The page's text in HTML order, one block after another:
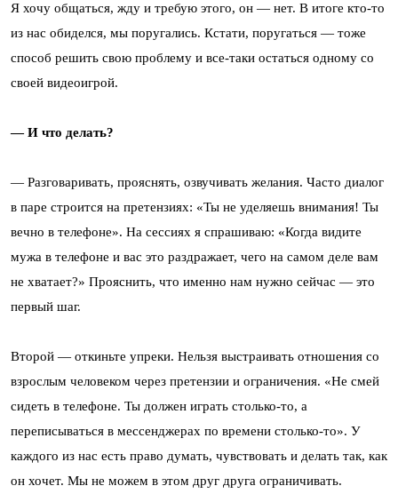
Я хочу общаться, жду и требую этого, он — нет. В итоге кто-то
из нас обиделся, мы поругались. Кстати, поругаться — тоже
способ решить свою проблему и все-таки остаться одному со
своей видеоигрой.
— И что делать?
— Разговаривать, прояснять, озвучивать желания. Часто диалог
в паре строится на претензиях: «Ты не уделяешь внимания! Ты
вечно в телефоне». На сессиях я спрашиваю: «Когда видите
мужа в телефоне и вас это раздражает, чего на самом деле вам
не хватает?» Прояснить, что именно нам нужно сейчас — это
первый шаг.
Второй — откиньте упреки. Нельзя выстраивать отношения со
взрослым человеком через претензии и ограничения. «Не смей
сидеть в телефоне. Ты должен играть столько-то, а
переписываться в мессенджерах по времени столько-то». У
каждого из нас есть право думать, чувствовать и делать так, как
он хочет. Мы не можем в этом друг друга ограничивать.